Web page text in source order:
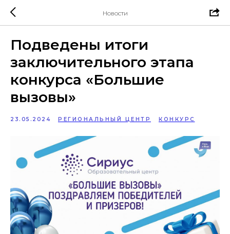
Новости
Подведены итоги
заключительного этапа
конкурса «Большие
вызовы»
23.05.2024 РЕГИОНАЛЬНЫЙ ЦЕНТР КОНКУРС